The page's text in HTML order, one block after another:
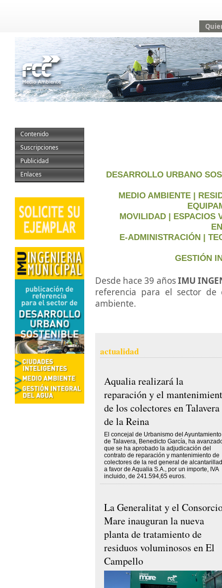
Contenido
Suscripciones
Publicidad
Enlaces
DESARROLLO URBANO
MEDIO AMBIENTE |
MOVILIDAD | ESPACIOS
E-ADMINISTRACIÓN |
GESTIÓN
Desde hace 39 añosIMU
referencia para el sector de
ambiente.
actualidad
Aqualia realizará la
reparación y el
de los colectores en Talavera
de la Reina
El concejal de Urbanismo del Ayuntamiento
de Talavera, Benedicto García, ha
que se ha aprobado la adjudicación del
contrato de reparación y mantenimiento de
colectores de la red general de
a favor de Aqualia S.A., por un importe, IVA
incluido, de 241.594,65 euros.
La Generalitat y el
Mare inauguran la nueva
planta de tratamiento de
residuos voluminosos en El
Campello